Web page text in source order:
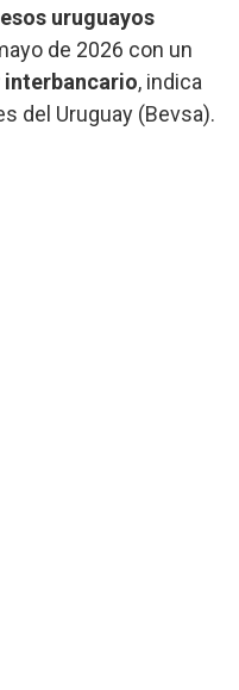
uruguayos
de 2026 con un
interbancario, indica
del Uruguay (Bevsa).